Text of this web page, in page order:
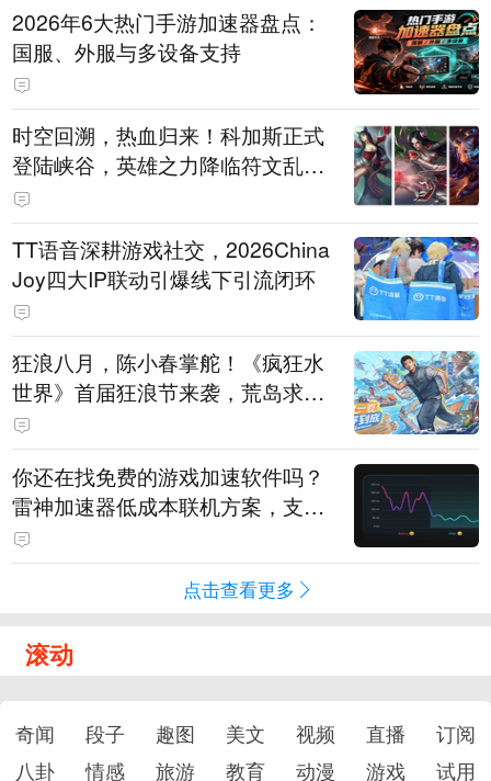
2026年6大热门手游加速器盘点：
国服、外服与多设备支持
时空回溯，热血归来！科加斯正式
登陆峡谷，英雄之力降临符文乱
斗！
TT语音深耕游戏社交，2026China
Joy四大IP联动引爆线下引流闭环
狂浪八月，陈小春掌舵！《疯狂水
世界》首届狂浪节来袭，荒岛求生
直播即将开启
你还在找免费的游戏加速软件吗？
雷神加速器低成本联机方案，支持
免费试用
点击查看更多
滚动
奇闻 段子 趣图 美文 视频 直播
订阅
八卦
情感 旅游 教育 动漫 游戏 试用